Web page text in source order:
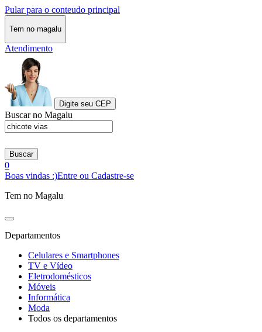
Pular para o conteudo principal
Tem no magalu
Atendimento
Digite seu CEP
Buscar no Magalu
Buscar
0
Boas vindas :)Entre ou Cadastre-se
Tem no Magalu
Departamentos
Celulares e Smartphones
TV e Vídeo
Eletrodomésticos
Móveis
Informática
Moda
Todos os departamentos